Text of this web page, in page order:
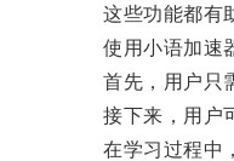
这些功能都有助
使用小语加速器
首先，用户只需
接下来，用户可
在学习过程中，